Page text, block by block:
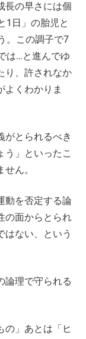
長の早さには個
1日」の胎児と
。この調子で7
は…と進んでゆ
り、許されなか
よくわかりま
がとられるべき
う」といったこ
ん。
動を否定する論
の面からとられ
はない、という
論理で守られる
の」あとは「ヒ